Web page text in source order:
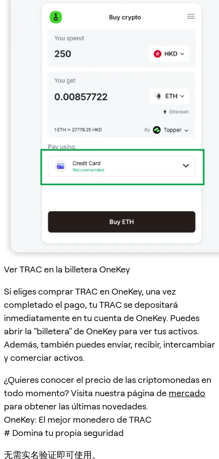
Ver TRAC en la billetera OneKey
Si eliges comprar TRAC en OneKey, una vez
completado el pago, tu TRAC se depositará
inmediatamente en tu cuenta de OneKey. Puedes
abrir la "billetera" de OneKey para ver tus activos.
Además, también puedes enviar, recibir, intercambiar
y comerciar activos.
¿Quieres conocer el precio de las criptomonedas en
todo momento? Visita nuestra página de mercado
para obtener las últimas novedades.
OneKey: El mejor monedero de TRAC
# Domina tu propia seguridad
无需实名验证即可使用。